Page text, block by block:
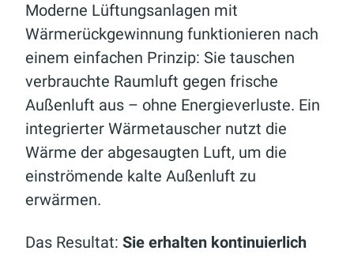
Moderne Lüftungsanlagen mit
Wärmerückgewinnung funktionieren nach
einem einfachen Prinzip: Sie tauschen
verbrauchte Raumluft gegen frische
Außenluft aus – ohne Energieverluste. Ein
integrierter Wärmetauscher nutzt die
Wärme der abgesaugten Luft, um die
einströmende kalte Außenluft zu
erwärmen.
Das Resultat: Sie erhalten kontinuierlich